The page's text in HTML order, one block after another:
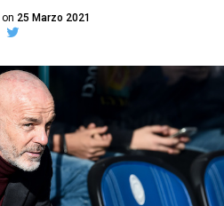
on 25 Marzo 2021